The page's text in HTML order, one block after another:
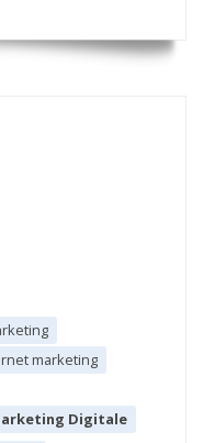
marketing
Digitale